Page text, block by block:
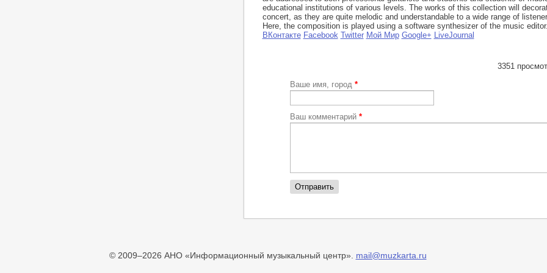
educational institutions of various levels. The works of this collection will
concert, as they are quite melodic and understandable to a wide range of
Here, the composition is played using a software synthesizer of the music editor.
ВКонтакте Facebook Twitter Мой Мир Google+ LiveJournal
3351
Ваше имя, город *
Ваш комментарий *
© 2009–2026 АНО «Информационный музыкальный центр». mail@muzkarta.ru